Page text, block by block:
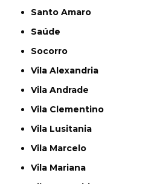
Santo Amaro
Saúde
Socorro
Vila Alexandria
Vila Andrade
Vila Clementino
Vila Lusitania
Vila Marcelo
Vila Mariana